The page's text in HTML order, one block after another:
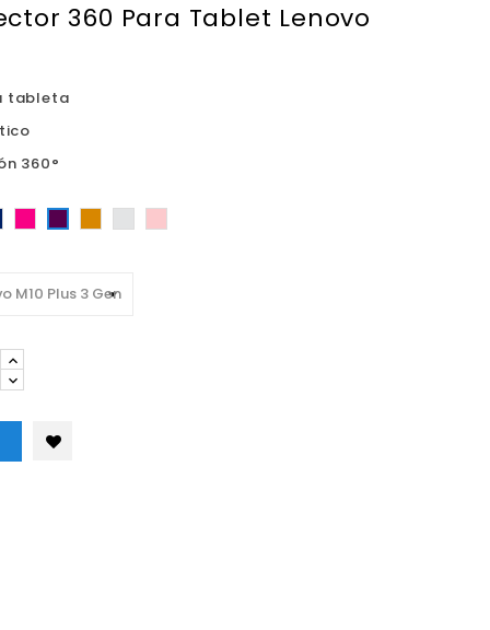
360 Para Tablet Lenovo
tableta
360°
AzulFucsiaMoradoDoradoPlateado
Oro
Rosa